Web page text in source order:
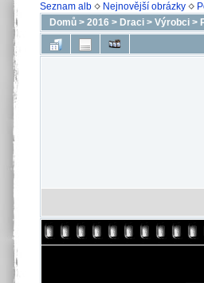
Seznam alb
Nejnovější obrázky
Domů > 2016 > Draci > Výrobci >